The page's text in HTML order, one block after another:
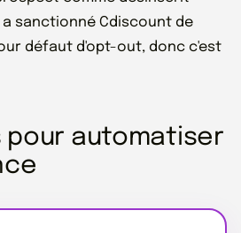
a sanctionné Cdiscount de
défaut d'opt-out, donc c'est
pour automatiser